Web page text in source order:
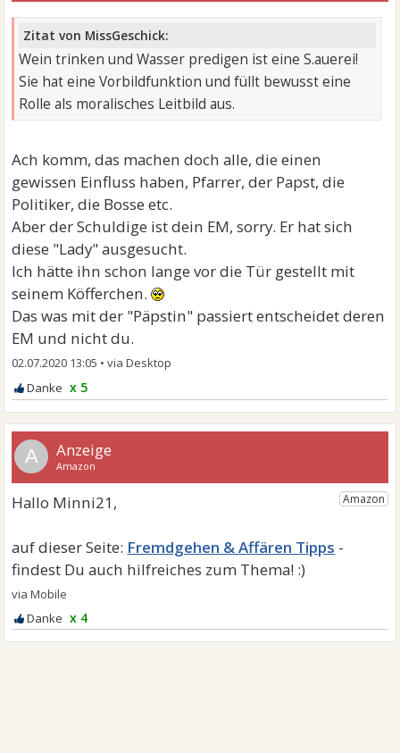
Zitat von MissGeschick:
Wein trinken und Wasser predigen ist eine S.auerei!
Sie hat eine Vorbildfunktion und füllt bewusst eine
Rolle als moralisches Leitbild aus.
Ach komm, das machen doch alle, die einen
gewissen Einfluss haben, Pfarrer, der Papst, die
Politiker, die Bosse etc.
Aber der Schuldige ist dein EM, sorry. Er hat sich
diese "Lady" ausgesucht.
Ich hätte ihn schon lange vor die Tür gestellt mit
seinem Köfferchen.
Das was mit der "Päpstin" passiert entscheidet deren
EM und nicht du.
02.07.2020 13:05 •
x 5
A
Fremdgehen & Affären Tipps
x 4